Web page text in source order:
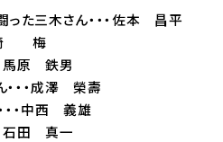
た三木さん・・・佐本 昌平
崎 梅
馬原 鉄男
・・成澤 榮壽
・・中西 義雄
石田 真一